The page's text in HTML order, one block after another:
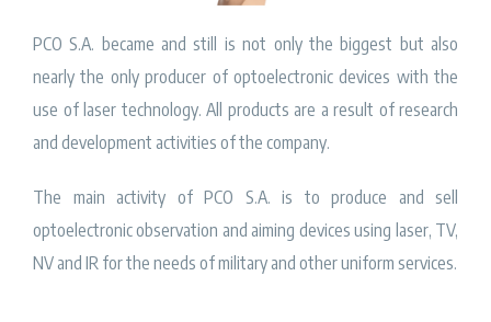
PCO S.A. became and still is not only the biggest but also
nearly the only producer of optoelectronic devices with the
use of laser technology. All products are a result of research
and development activities of the company.
The main activity of PCO S.A. is to produce and sell
optoelectronic observation and aiming devices using laser, TV,
NV and IR for the needs of military and other uniform services.